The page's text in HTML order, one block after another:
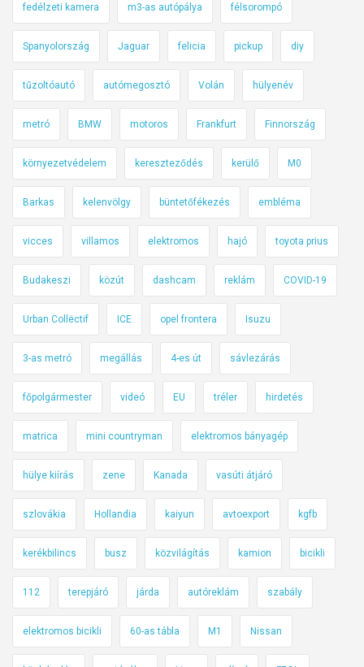
j
k
.
fedélzeti kamera m3-as autópálya félsorompó
Spanyolország Jaguar felicia pickup diy
tűzoltóautó autómegosztó Volán hülyenév
metró BMW motoros Frankfurt Finnország
környezetvédelem kereszteződés kerülő M0
Barkas kelenvölgy büntetőfékezés embléma
vicces villamos elektromos hajó toyota prius
Budakeszi közút dashcam reklám COVID-19
Urban Collëctif ICE opel frontera Isuzu
3-as metró megállás 4-es út sávlezárás
főpolgármester videó EU tréler hirdetés
matrica mini countryman elektromos bányagép
hülye kiírás zene Kanada vasúti átjáró
szlovákia Hollandia kaiyun avtoexport kgfb
kerékbilincs busz közvilágítás kamion bicikli
112 terepjáró járda autóreklám szabály
elektromos bicikli 60-as tábla M1 Nissan